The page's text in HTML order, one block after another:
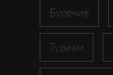
Бурение
Туризм